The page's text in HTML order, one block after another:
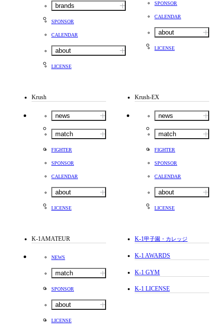
brands
SPONSOR
CALENDAR
about
LICENSE
SPONSOR
CALENDAR
about
LICENSE
Krush
news
match
FIGHTER
SPONSOR
CALENDAR
about
LICENSE
Krush-EX
news
match
FIGHTER
SPONSOR
CALENDAR
about
LICENSE
K-1AMATEUR
NEWS
match
SPONSOR
about
LICENSE
K-1甲子園・カレッジ
K-1 AWARDS
K-1 GYM
K-1 LICENSE